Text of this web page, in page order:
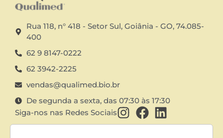
Rua 118, n° 418 - Setor Sul, Goiânia - GO, 74.085-
400
62 9 8147-0222
62 3942-2225
vendas@qualimed.bio.br
De segunda a sexta, das 07:30 às 17:30
Siga-nos nas Redes Sociais